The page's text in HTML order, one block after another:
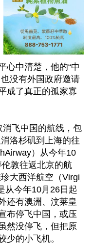
心中清楚，他的“中
没有外国政府邀请
成了真正的孤家寡
飞中国的航线，包
洛杉矶到上海的往
）从今年10
敦往返北京的航
大西洋航空（Virgi
从今年10月26日起
还有澳洲、汶莱皇
布停飞中国，或压
然没停飞，但把原
少的小飞机。